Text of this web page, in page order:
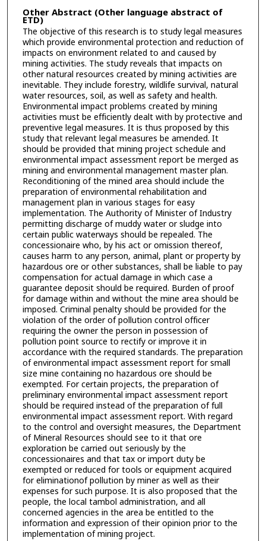
Other Abstract (Other language abstract of
ETD)
The objective of this research is to study legal measures
which provide environmental protection and reduction of
impacts on environment related to and caused by
mining activities. The study reveals that impacts on
other natural resources created by mining activities are
inevitable. They include forestry, wildlife survival, natural
water resources, soil, as well as safety and health.
Environmental impact problems created by mining
activities must be efficiently dealt with by protective and
preventive legal measures. It is thus proposed by this
study that relevant legal measures be amended. It
should be provided that mining project schedule and
environmental impact assessment report be merged as
mining and environmental management master plan.
Reconditioning of the mined area should include the
preparation of environmental rehabilitation and
management plan in various stages for easy
implementation. The Authority of Minister of Industry
permitting discharge of muddy water or sludge into
certain public waterways should be repealed. The
concessionaire who, by his act or omission thereof,
causes harm to any person, animal, plant or property by
hazardous ore or other substances, shall be liable to pay
compensation for actual damage in which case a
guarantee deposit should be required. Burden of proof
for damage within and without the mine area should be
imposed. Criminal penalty should be provided for the
violation of the order of pollution control officer
requiring the owner the person in possession of
pollution point source to rectify or improve it in
accordance with the required standards. The preparation
of environmental impact assessment report for small
size mine containing no hazardous ore should be
exempted. For certain projects, the preparation of
preliminary environmental impact assessment report
should be required instead of the preparation of full
environmental impact assessment report. With regard
to the control and oversight measures, the Department
of Mineral Resources should see to it that ore
exploration be carried out seriously by the
concessionaires and that tax or import duty be
exempted or reduced for tools or equipment acquired
for eliminationof pollution by miner as well as their
expenses for such purpose. It is also proposed that the
people, the local tambol administration, and all
concerned agencies in the area be entitled to the
information and expression of their opinion prior to the
implementation of mining project.